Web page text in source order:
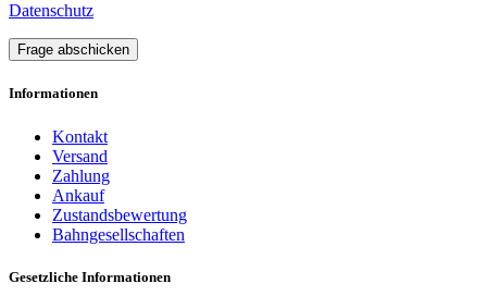
Datenschutz
Frage abschicken
Informationen
Kontakt
Versand
Zahlung
Ankauf
Zustandsbewertung
Bahngesellschaften
Gesetzliche Informationen